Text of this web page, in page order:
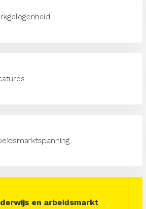
en arbeidsmarkt